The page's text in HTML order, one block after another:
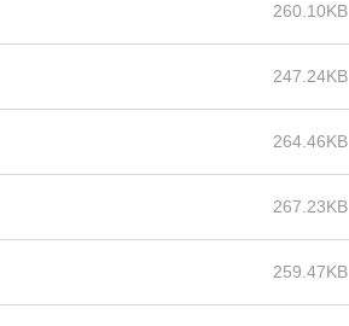
260.10KB
247.24KB
264.46KB
267.23KB
259.47KB